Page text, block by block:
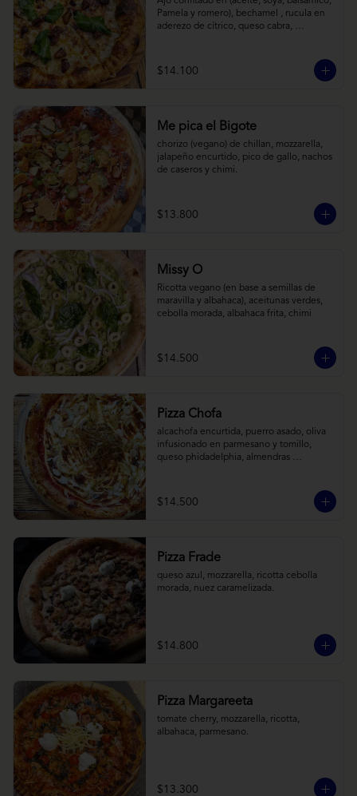
Pamela y romero), bechamel , rucula en
aderezo de cítrico, queso cabra,
$14.100
Me pica el Bigote
chorizo (vegano) de chillan, mozzarella,
jalapeño encurtido, pico de gallo, nachos
de caseros y chimi.
$13.800
Missy O
Ricotta vegano (en base a semillas de
maravilla y albahaca), aceitunas verdes,
cebolla morada, albahaca frita, chimi
$14.500
Pizza Chofa
alcachofa encurtida, puerro asado, oliva
infusionado en parmesano y tomillo,
queso phidadelphia, almendras
$14.500
Pizza Frade
queso azul, mozzarella, ricotta cebolla
morada, nuez caramelizada.
$14.800
Pizza Margareeta
tomate cherry, mozzarella, ricotta,
albahaca, parmesano.
$13.300